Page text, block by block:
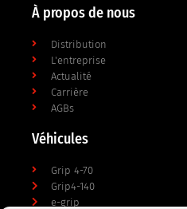
À propos de nous
Distribution
L'entreprise
Actualité
Carrière
AGBs
Véhicules
Grip 4-70
Grip4-140
e-grip